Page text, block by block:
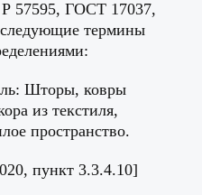
57595, ГОСТ 17037,
термины
Шторы, ковры
из текстиля,
пространство.
пункт 3.3.4.10]